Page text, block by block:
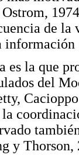
de
es la que
del
la
y